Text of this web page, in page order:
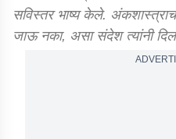
सविस्तर भाष्य केले.
जाऊ नका, असा संदेश त्यांनी